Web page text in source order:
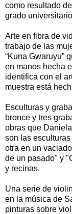
como resultado
grado
Arte en fibra de
trabajo de las
“Kuna Gwaruyu”
en manos hecha
identifica con el
muestra está
Esculturas y
bronce y tres
obras que
son las
otra en un
de un pasado" y
y recinas.
Una serie de
en la música de
pinturas sobre